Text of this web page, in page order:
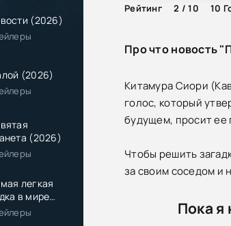
(2026)
(2026)
(2026)
легкая
в мире
Рейтинг
2 / 10 10
Про что новость
Китамура Сиори
голос, который
будущем, просит ее
Чтобы решить
за своим соседом и
Пока я